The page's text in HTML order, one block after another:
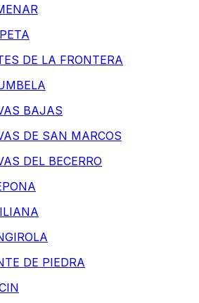
DE LA FRONTERA
BAJAS
DE SAN MARCOS
DEL BECERRO
DE PIEDRA